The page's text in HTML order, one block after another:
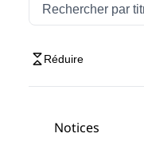
Filtrer la
Saisissez pour
Réduire
Notices